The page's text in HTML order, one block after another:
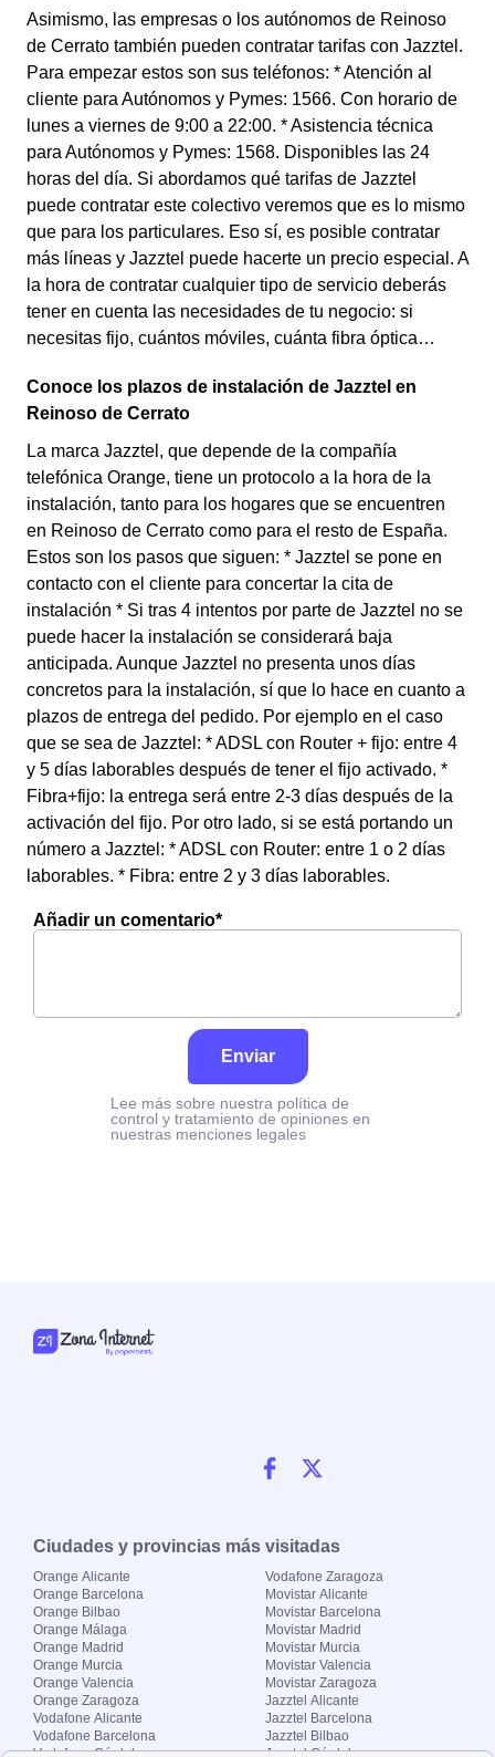
Asimismo, las empresas o los autónomos de Reinoso
de Cerrato también pueden contratar tarifas con Jazztel.
Para empezar estos son sus teléfonos: * Atención al
cliente para Autónomos y Pymes: 1566. Con horario de
lunes a viernes de 9:00 a 22:00. * Asistencia técnica
para Autónomos y Pymes: 1568. Disponibles las 24
horas del día. Si abordamos qué tarifas de Jazztel
puede contratar este colectivo veremos que es lo mismo
que para los particulares. Eso sí, es posible contratar
más líneas y Jazztel puede hacerte un precio especial. A
la hora de contratar cualquier tipo de servicio deberás
tener en cuenta las necesidades de tu negocio: si
necesitas fijo, cuántos móviles, cuánta fibra óptica…
Conoce los plazos de instalación de Jazztel en
Reinoso de Cerrato
La marca Jazztel, que depende de la compañía
telefónica Orange, tiene un protocolo a la hora de la
instalación, tanto para los hogares que se encuentren
en Reinoso de Cerrato como para el resto de España.
Estos son los pasos que siguen: * Jazztel se pone en
contacto con el cliente para concertar la cita de
instalación * Si tras 4 intentos por parte de Jazztel no se
puede hacer la instalación se considerará baja
anticipada. Aunque Jazztel no presenta unos días
concretos para la instalación, sí que lo hace en cuanto a
plazos de entrega del pedido. Por ejemplo en el caso
que se sea de Jazztel: * ADSL con Router + fijo: entre 4
y 5 días laborables después de tener el fijo activado. *
Fibra+fijo: la entrega será entre 2-3 días después de la
activación del fijo. Por otro lado, si se está portando un
número a Jazztel: * ADSL con Router: entre 1 o 2 días
laborables. * Fibra: entre 2 y 3 días laborables.
Añadir un comentario*
Enviar
Lee más sobre nuestra política de
control y tratamiento de opiniones en
nuestras menciones legales
Ciudades y provincias más visitadas
Orange Alicante
Orange Barcelona
Orange Bilbao
Orange Málaga
Orange Madrid
Orange Murcia
Orange Valencia
Orange Zaragoza
Vodafone Alicante
Vodafone Barcelona
Vodafone Córdoba
Vodafone Zaragoza
Movistar Alicante
Movistar Barcelona
Movistar Madrid
Movistar Murcia
Movistar Valencia
Movistar Zaragoza
Jazztel Alicante
Jazztel Barcelona
Jazztel Bilbao
Jazztel Córdoba